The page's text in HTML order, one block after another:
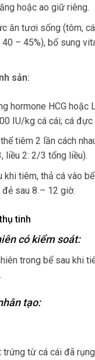
hoặc ao giữ riêng.
ăn tươi sống (tôm,
– 45%), bổ sung
sản:
hormone HCG hoặc
IU/kg cá cái; cá
tiêm 2 lần cách
liều 2: 2/3 tổng liều).
khi tiêm, thả cá vào
sau 8 – 12 giờ.
tinh
có kiểm soát:
trong bể sau khi
tạo:
trứng từ cá cái đã